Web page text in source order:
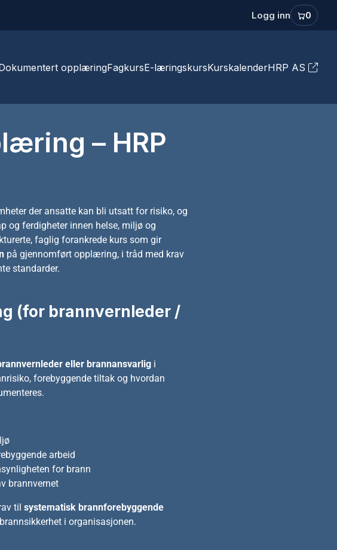
Logg inn 0
opplæring
Fallsikring / Arbeid i høyden
(NS9610)
Varme arbeider
våtrom
Oppdateringskurs – Modul A
og Modul B
Kurs i havnesikring (ISPS) og
Fagkurs
Samspill
E-læringskursKurskalenderHRP AS
– HRP
der ansatte kan bli utsatt for risiko, og
og ferdigheter innen helse, miljø og
faglig forankrede kurs som gir
på gjennomført opplæring, i tråd med krav
standarder.
(for brannvernleder /
eller brannansvarlig i
forebyggende tiltak og hvordan
arbeid
for brann
brannvernet
til systematisk brannforebyggende
i organisasjonen.